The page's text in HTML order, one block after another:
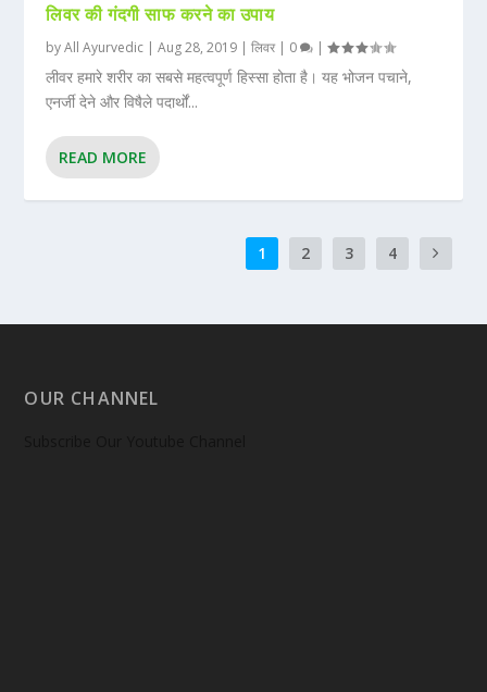
लिवर की गंदगी साफ करने का उपाय
byAll Ayurvedic |Aug 28, 2019 |लिवर | 0 |
लीवर हमारे शरीर का सबसे महत्वपूर्ण हिस्सा होता है। यह भोजन पचाने,
एनर्जी देने और विषैले पदार्थों...
READ MORE
1 2 3 4
OUR CHANNEL